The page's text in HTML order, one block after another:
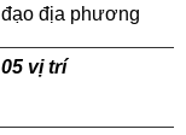
đạo địa phương
05 vị trí